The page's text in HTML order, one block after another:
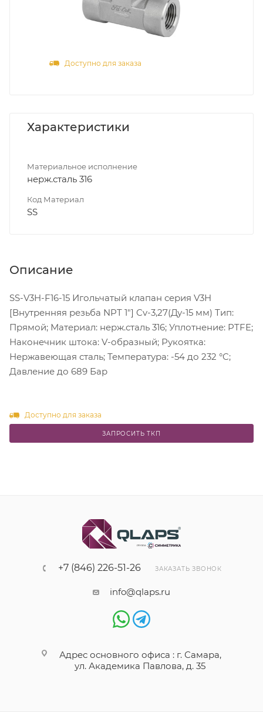
Доступно для заказа
Характеристики
Материальное исполнение
нерж.сталь 316
Код Материал
SS
Описание
SS-V3H-F16-15 Игольчатый клапан серия V3H
[Внутренняя резьба NPT 1"] Cv-3,27(Ду-15 мм) Тип:
Прямой; Материал: нерж.сталь 316; Уплотнение: PTFE;
Наконечник штока: V-образный; Рукоятка:
Нержавеющая сталь; Температура: -54 до 232 °C;
Давление до 689 Бар
Доступно для заказа
ЗАПРОСИТЬ ТКП
+7 (846) 226-51-26 ЗАКАЗАТЬ ЗВОНОК
info@qlaps.ru
Адрес основного офиса : г. Самара,
ул. Академика Павлова, д. 35